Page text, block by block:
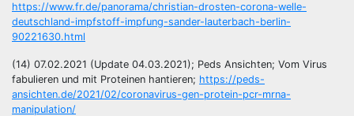
https://www.fr.de/panorama/christian-drosten-corona-welle-
deutschland-impfstoff-impfung-sander-lauterbach-berlin-
90221630.html
(14) 07.02.2021 (Update 04.03.2021); Peds Ansichten; Vom Virus
fabulieren und mit Proteinen hantieren; https://peds-
ansichten.de/2021/02/coronavirus-gen-protein-pcr-mrna-
manipulation/